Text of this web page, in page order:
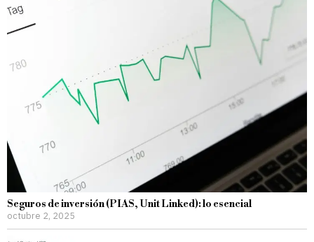
Seguros de inversión (PIAS, Unit Linked): lo esencial
octubre 2, 2025